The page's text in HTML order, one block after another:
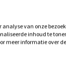
van onze
inhoud te
meer informatie over